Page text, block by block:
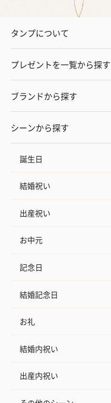
タンプについて
プレゼントを一覧から探す
ブランドから探す
シーンから探す
誕生日
結婚祝い
出産祝い
お中元
記念日
結婚記念日
お礼
結婚内祝い
出産内祝い